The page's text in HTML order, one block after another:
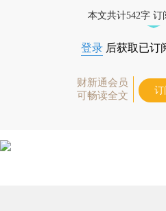
本文共计542字 订
登录 后获取已订
财新通会员
可畅读全文
订